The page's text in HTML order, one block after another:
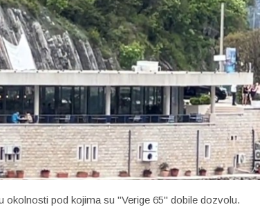
okolnosti pod kojima su "Verige 65" dobile dozvolu.